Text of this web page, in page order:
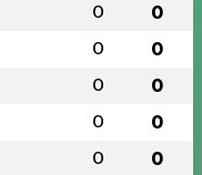
0 0
0 0
0 0
0 0
0 0